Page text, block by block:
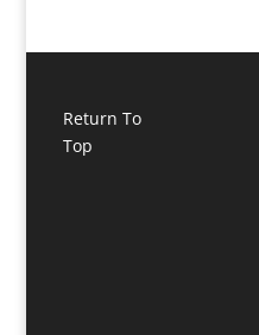
Return To
Top